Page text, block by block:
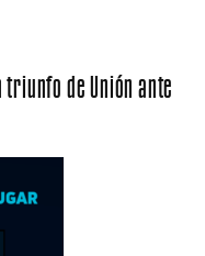
triunfo de Unión ante